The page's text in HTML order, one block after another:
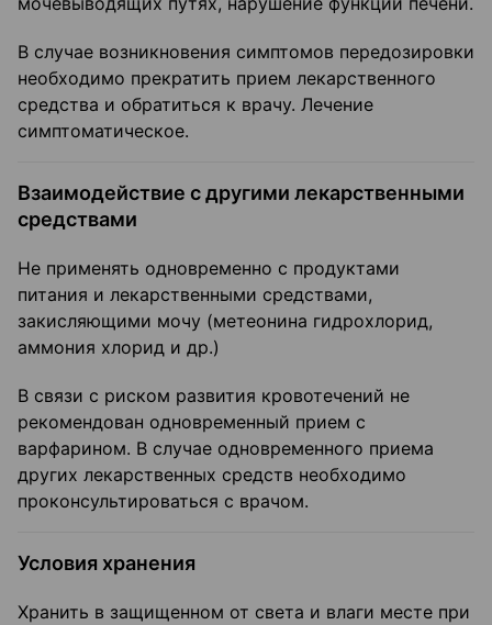
В случае возникновения симптомов передозировки
необходимо прекратить прием лекарственного
средства и обратиться к врачу. Лечение
симптоматическое.
Взаимодействие с другими лекарственными
средствами
Не применять одновременно с продуктами
питания и лекарственными средствами,
закисляющими мочу (метеонина гидрохлорид,
аммония хлорид и др.)
В связи с риском развития кровотечений не
рекомендован одновременный прием с
варфарином. В случае одновременного приема
других лекарственных средств необходимо
проконсультироваться с врачом.
Условия хранения
Хранить в защищенном от света и влаги месте при